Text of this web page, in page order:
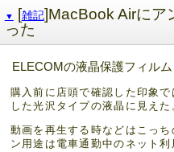
▼ [雑記]MacBook Airにア
った
ELECOMの液晶保護フィルム
購入前に店頭で確認した印象
した光沢タイプの液晶に見えた
動画を再生する時などはこっ
ン用途は電車通勤中のネット